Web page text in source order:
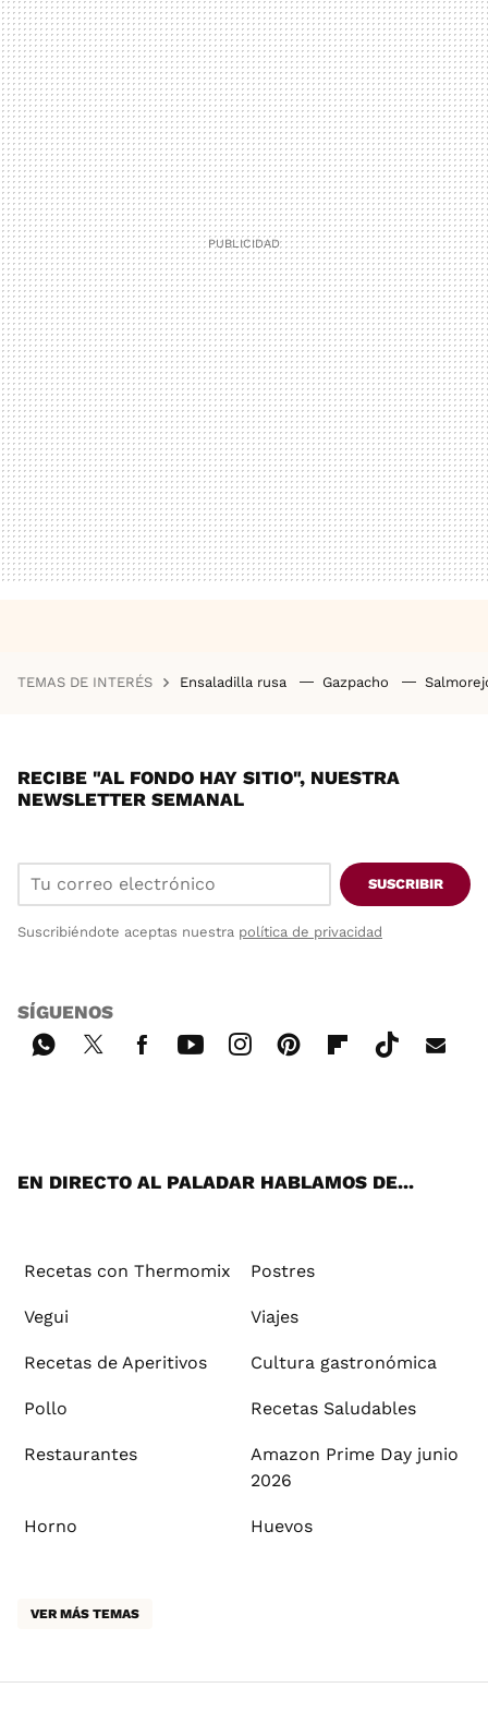
TEMAS DE INTERÉS Ensaladilla rusa Gazpacho
RECIBE "AL FONDO HAY SITIO", NUESTRA
NEWSLETTER SEMANAL
SUSCRIBIR
Suscribiéndote aceptas nuestra política de privacidad
SÍGUENOS
EN DIRECTO AL PALADAR HABLAMOS DE...
Recetas con Thermomix Postres
Vegui Viajes
Recetas de Aperitivos Cultura gastronómica
Pollo Recetas Saludables
Restaurantes
Amazon Prime Day junio
2026
Horno Huevos
VER MÁS TEMAS